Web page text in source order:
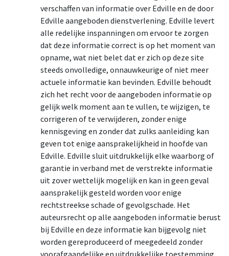
verschaffen van informatie over Edville en de door
Edville aangeboden dienstverlening. Edville levert
alle redelijke inspanningen om ervoor te zorgen
dat deze informatie correct is op het moment van
opname, wat niet belet dat er zich op deze site
steeds onvolledige, onnauwkeurige of niet meer
actuele informatie kan bevinden. Edville behoudt
zich het recht voor de aangeboden informatie op
gelijk welk moment aan te vullen, te wijzigen, te
corrigeren of te verwijderen, zonder enige
kennisgeving en zonder dat zulks aanleiding kan
geven tot enige aansprakelijkheid in hoofde van
Edville. Edville sluit uitdrukkelijk elke waarborg of
garantie in verband met de verstrekte informatie
uit zover wettelijk mogelijk en kan in geen geval
aansprakelijk gesteld worden voor enige
rechtstreekse schade of gevolgschade. Het
auteursrecht op alle aangeboden informatie berust
bij Edville en deze informatie kan bijgevolg niet
worden gereproduceerd of meegedeeld zonder